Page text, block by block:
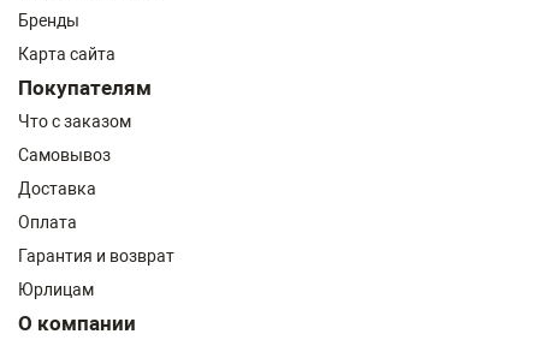
Бренды
Карта сайта
Покупателям
Что с заказом
Самовывоз
Доставка
Оплата
Гарантия и возврат
Юрлицам
О компании